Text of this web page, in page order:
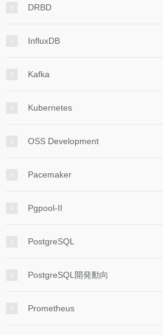
DRBD
InfluxDB
Kafka
Kubernetes
OSS Development
Pacemaker
Pgpool-II
PostgreSQL
PostgreSQL開発動向
Prometheus